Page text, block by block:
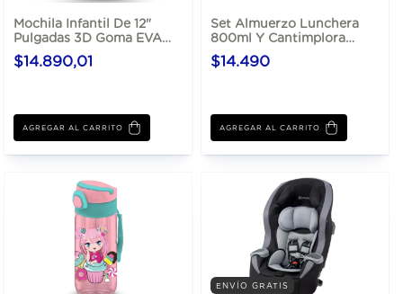
Mochila Infantil De 12"
Pulgadas 3D Goma EVA
con Bolsillos Laterales
$14.890,01
AGREGAR AL CARRITO
Set Almuerzo Lunchera
800ml Y Cantimplora
Aluminio 500ml
$14.490
AGREGAR AL CARRITO
ENVÍO GRATIS